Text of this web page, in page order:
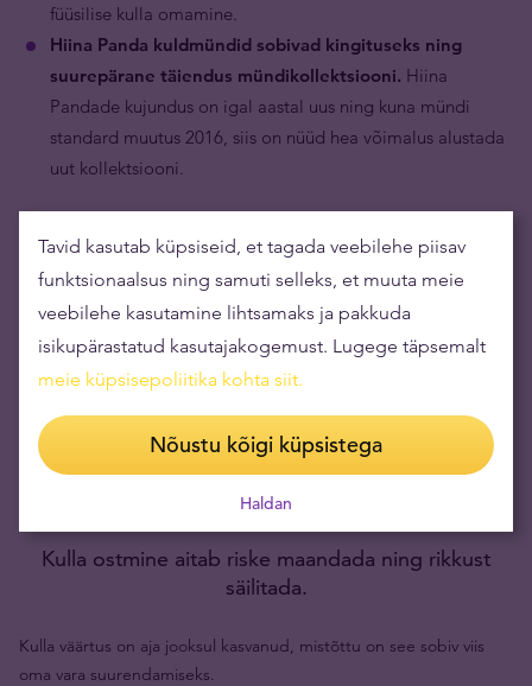
füüsilise kulla omamine.
Hiina Panda kuldmündid sobivad kingituseks ning
suurepärane täiendus mündikollektsiooni. Hiina
Pandade kujundus on igal aastal uus ning kuna mündi
standard muutus 2016, siis on nüüd hea võimalus alustada
uut kollektsiooni.
Kulla ostmine aitab riske maandada ning rikkust
säilitada.
Kulla väärtus on aja jooksul kasvanud, mistõttu on see sobiv viis
oma vara suurendamiseks.
Tavid kasutab küpsiseid, et tagada veebilehe piisav
funktsionaalsus ning samuti selleks, et muuta meie
veebilehe kasutamine lihtsamaks ja pakkuda
isikupärastatud kasutajakogemust. Lugege täpsemalt
meie küpsisepoliitika kohta siit.
Nõustu kõigi küpsistega
Haldan